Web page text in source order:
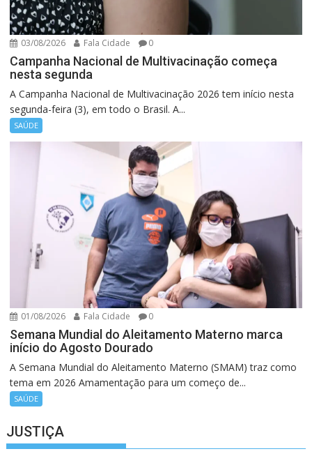
03/08/2026 Fala Cidade 0
Campanha Nacional de Multivacinação começa
nesta segunda
A Campanha Nacional de Multivacinação 2026 tem início nesta
segunda-feira (3), em todo o Brasil. A...
SAÚDE
01/08/2026 Fala Cidade 0
Semana Mundial do Aleitamento Materno marca
início do Agosto Dourado
A Semana Mundial do Aleitamento Materno (SMAM) traz como
tema em 2026 Amamentação para um começo de...
SAÚDE
JUSTIÇA